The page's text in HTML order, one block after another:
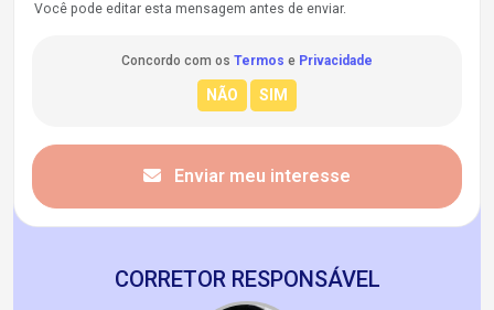
Você pode editar esta mensagem antes de enviar.
Concordo com os Termos e Privacidade
Enviar meu interesse
CORRETOR RESPONSÁVEL